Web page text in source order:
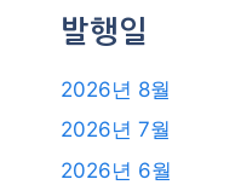
발행일
2026년 8월
2026년 7월
2026년 6월